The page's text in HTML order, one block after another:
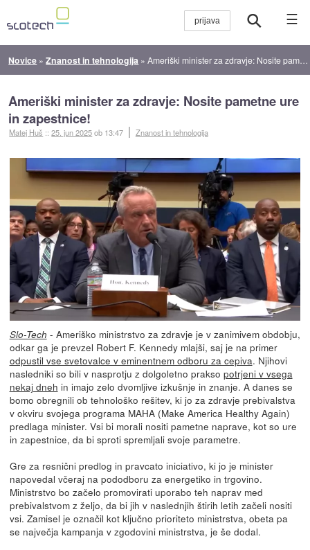
☰
Novice »Znanost in tehnologija »Ameriški minister za zdravje: Nosite pametne ure in zapestnice!
Ameriški minister za zdravje: Nosite pametne ure
in zapestnice!
Matej Huš ::25. jun 2025ob 13:47 Znanost in tehnologija
Slo-Tech - Ameriško ministrstvo za zdravje je v zanimivem obdobju,
odkar ga je prevzel Robert F. Kennedy mlajši, saj je na primer
odpustil vse svetovalce v eminentnem odboru za cepiva. Njihovi
nasledniki so bili v nasprotju z dolgoletno prakso potrjeni v vsega
nekaj dneh in imajo zelo dvomljive izkušnje in znanje. A danes se
bomo obregnili ob tehnološko rešitev, ki jo za zdravje prebivalstva
v okviru svojega programa MAHA (Make America Healthy Again)
predlaga minister. Vsi bi morali nositi pametne naprave, kot so ure
in zapestnice, da bi sproti spremljali svoje parametre.
Gre za resnični predlog in pravcato iniciativo, ki jo je minister
napovedal včeraj na pododboru za energetiko in trgovino.
Ministrstvo bo začelo promovirati uporabo teh naprav med
prebivalstvom z željo, da bi jih v naslednjih štirih letih začeli nositi
vsi. Zamisel je označil kot ključno prioriteto ministrstva, obeta pa
se največja kampanja v zgodovini ministrstva, je še dodal.